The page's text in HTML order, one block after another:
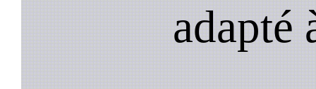
adapté